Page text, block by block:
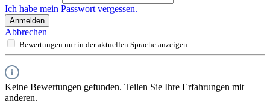
Ich habe mein Passwort vergessen.
Anmelden
Abbrechen
Bewertungen nur in der aktuellen Sprache anzeigen.
Keine Bewertungen gefunden. Teilen Sie Ihre Erfahrungen mit
anderen.